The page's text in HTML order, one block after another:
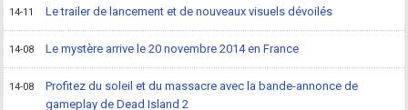
14-11 Le trailer de lancement et de nouveaux visuels dévoilés
14-08 Le mystère arrive le 20 novembre 2014 en France
14-08
Profitez du soleil et du massacre avec la bande-annonce de
gameplay de Dead Island 2